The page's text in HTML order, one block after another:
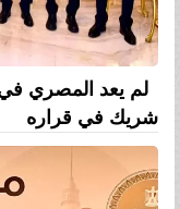
لم يعد المصري
شريك في قراره